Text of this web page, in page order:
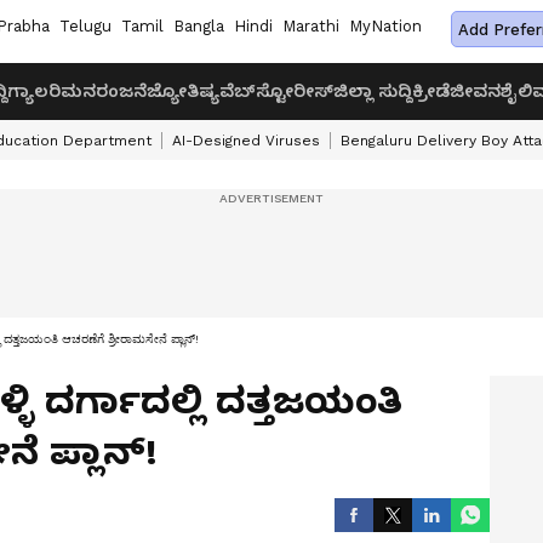
Telugu Tamil Bangla Hindi Marathi MyNation Add
ಗ್ಯಾಲರಿಮನರಂಜನೆಜ್ಯೋತಿಷ್ಯವೆಬ್‌ಸ್ಟೋರೀಸ್ಜಿಲ್ಲಾ ಸುದ್ದಿಕ್ರೀಡೆಜೀವನಶೈಲಿ
Department AI-Designed Viruses Bengaluru Delivery Boy
ದತ್ತಜಯಂತಿ ಆಚರಣೆಗೆ ಶ್ರೀರಾಮಸೇನೆ ಪ್ಲಾನ್!
ದರ್ಗಾದಲ್ಲಿ ದತ್ತಜಯಂತಿ
ಪ್ಲಾನ್!